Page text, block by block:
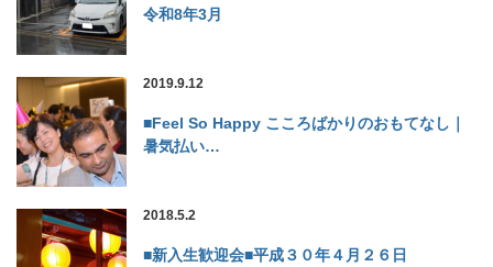
令和8年3月
2019.9.12
■Feel So Happy こころばかりのおもてなし｜
暑気払い…
2018.5.2
■新入生歓迎会■平成３０年４月２６日